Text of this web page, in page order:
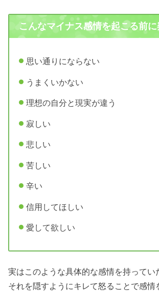
こんなマイナス感情を起こる前
思い通りにならない
うまくいかない
理想の自分と現実が違う
寂しい
悲しい
苦しい
辛い
信用してほしい
愛して欲しい
実はこのような具体的な感情を持ってい
それを隠すようにキレて怒ることで感情